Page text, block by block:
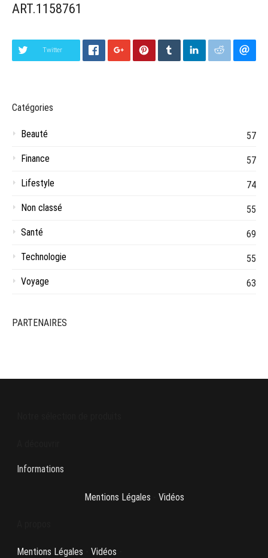
ART.1158761
Twitter
Catégories
Beauté
57
Finance
57
Lifestyle
74
Non classé
55
Santé
69
Technologie
55
Voyage
63
PARTENAIRES
Informations
Mentions Légales Vidéos
Mentions Légales Vidéos